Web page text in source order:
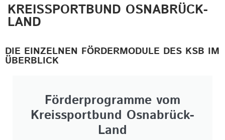
KREISSPORTBUND OSNABRÜCK-
LAND
DIE EINZELNEN FÖRDERMODULE DES KSB IM
ÜBERBLICK
Förderprogramme vom
Kreissportbund Osnabrück-
Land